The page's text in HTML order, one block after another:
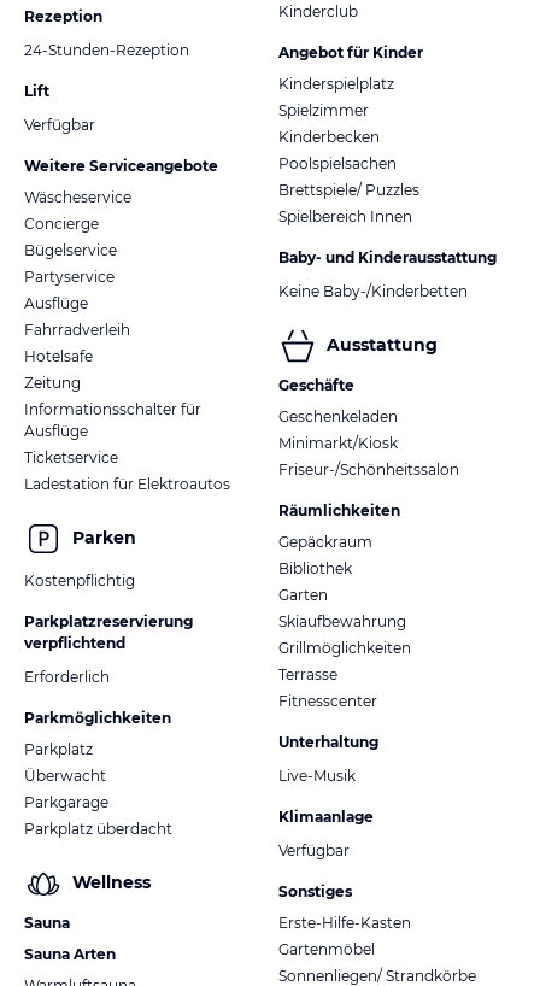
Rezeption
24-Stunden-Rezeption
Lift
Verfügbar
Weitere Serviceangebote
Wäscheservice
Concierge
Bügelservice
Partyservice
Ausflüge
Fahrradverleih
Hotelsafe
Zeitung
Informationsschalter für
Ausflüge
Ticketservice
Ladestation für Elektroautos
Parken
Kostenpflichtig
Parkplatzreservierung
verpflichtend
Erforderlich
Parkmöglichkeiten
Parkplatz
Überwacht
Parkgarage
Parkplatz überdacht
Wellness
Sauna
Sauna Arten
Kinderclub
Angebot für Kinder
Kinderspielplatz
Spielzimmer
Kinderbecken
Poolspielsachen
Brettspiele/ Puzzles
Spielbereich Innen
Baby- und Kinderausstattung
Keine Baby-/Kinderbetten
Ausstattung
Geschäfte
Geschenkeladen
Minimarkt/Kiosk
Friseur-/Schönheitssalon
Räumlichkeiten
Gepäckraum
Bibliothek
Garten
Skiaufbewahrung
Grillmöglichkeiten
Terrasse
Fitnesscenter
Unterhaltung
Live-Musik
Klimaanlage
Verfügbar
Sonstiges
Erste-Hilfe-Kasten
Gartenmöbel
Sonnenliegen/ Strandkörbe